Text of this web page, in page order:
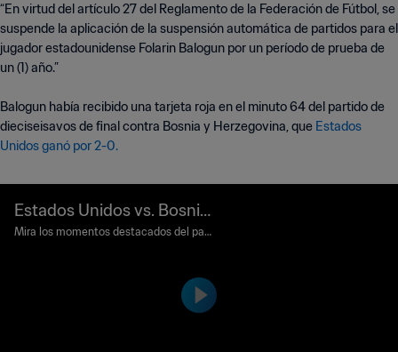
“En virtud del artículo 27 del Reglamento de la Federación de Fútbol, ​​se
suspende la aplicación de la suspensión automática de partidos para el
jugador estadounidense Folarin Balogun por un período de prueba de
un (1) año.”
Balogun había recibido una tarjeta roja en el minuto 64 del partido de
dieciseisavos de final contra Bosnia y Herzegovina, que Estados
Unidos ganó por 2-0.
Estados Unidos vs. Bosnia
y Herzegovina | Dieciseisa
Mira los momentos destacados del part
de San Francisco el miércoles 1 de julio